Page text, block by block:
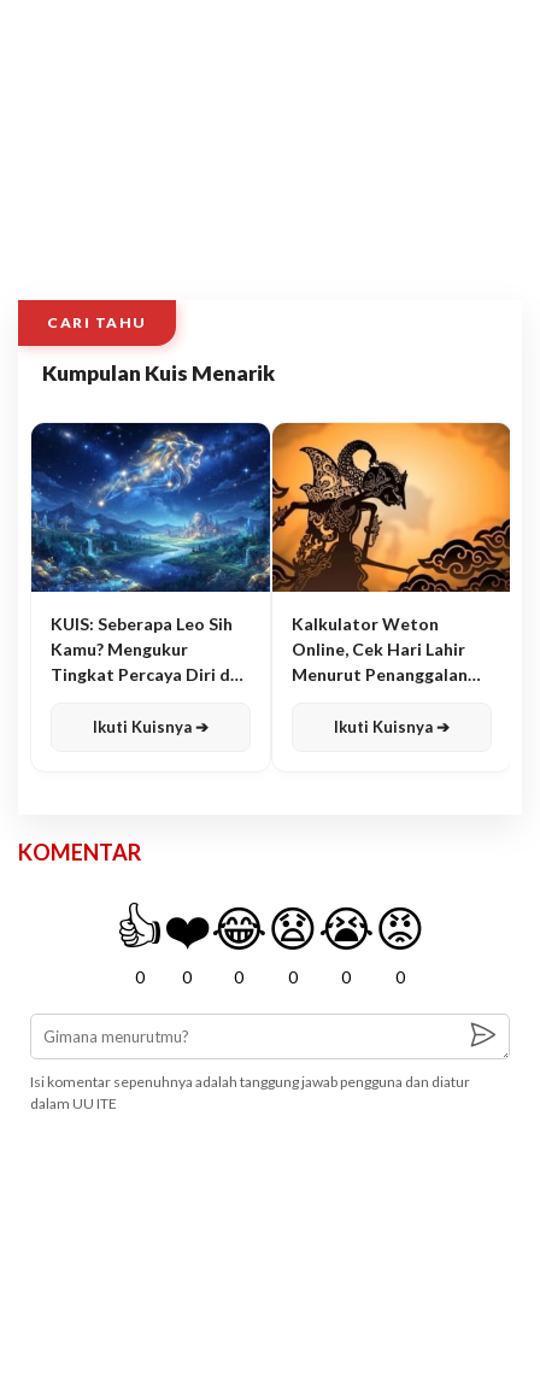
CARI TAHU
Kumpulan Kuis Menarik
KUIS: Seberapa Leo Sih
Kamu? Mengukur
Tingkat Percaya Diri dan
Ikuti Kuisnya ➔
Kalkulator Weton
Online, Cek Hari Lahir
Menurut Penanggalan
Ikuti Kuisnya ➔
KOMENTAR
👍
0
❤️
0
😂
0
😧
0
😭
0
😡
0
Isi komentar sepenuhnya adalah tanggung jawab pengguna dan diatur
dalam UU ITE